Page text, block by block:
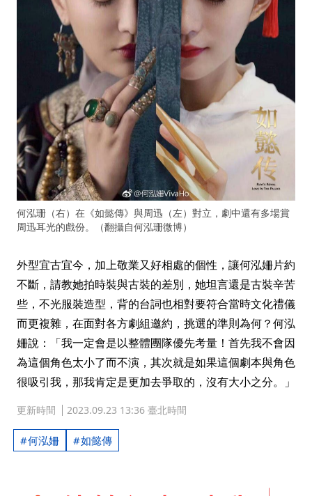
何泓珊（右）在《如懿傳》與周迅（左）對立，劇中還有多場賞
周迅耳光的戲份。（翻攝自何泓珊微博）
外型宜古宜今，加上敬業又好相處的個性，讓何泓姍片約
不斷，請教她拍時裝與古裝的差別，她坦言還是古裝辛苦
些，不光服裝造型，背的台詞也相對要符合當時文化禮儀
而更複雜，在面對各方劇組邀約，挑選的準則為何？何泓
姍說：「我一定會是以整體團隊優先考量！首先我不會因
為這個角色太小了而不演，其次就是如果這個劇本與角色
很吸引我，那我肯定是更加去爭取的，沒有大小之分。」
更新時間 2023.09.23 13:36 臺北時間
何泓姍 如懿傳